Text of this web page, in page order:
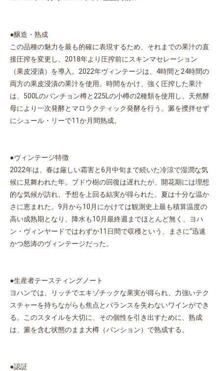
●醸造・熟成
この品種の魅力を最も的確に表現するため、それまでの果汁の直
接圧搾を変更し、2018年より圧搾前にスキンマセレーション
（果皮浸漬）を導入。2022年ヴィンテージは、4時間と24時間の
両方の果皮浸漬の果汁を使用。時間をかけ、強く圧搾した果汁
は、500Lのパンチョン樽と225Lの小樽の2種類を使用し、天然酵
母により一次発酵とマロラクティック発酵を行う。澱を攪拌せず
にシュール・リーで11か月間熟成。
●ヴィンテージ特徴
2022年は、春は厳しい霜害と6月中旬まで続いた冷涼で湿潤な気
候に見舞われた年。ブドウ樹の回復は遅れたが、開花期には理想
的な気候が訪れ、予想を上回る結実が得られた。夏は十分な温か
さに恵まれた。9月から10月にかけては観測史上最も積算温度の
高い成熟期となり、降水も10月最終週までほとんど無く、ヨハ
ン・ヴィンヤードではわずか11日間で収穫という、まさに“迅速
かつ怒涛のヴィンテージだった。
●生産者テースティングノート
ヨハンでは、リッチでエキゾチックな果実が得られ、力強いテク
スチャーを持ちながらも焦点とバランスを失わないワインができ
る。このスタイルを大切に、その個性を引き出すために、熟成
は、澱を含む状態のまま大樽（パンション）で熟成する。
●認証